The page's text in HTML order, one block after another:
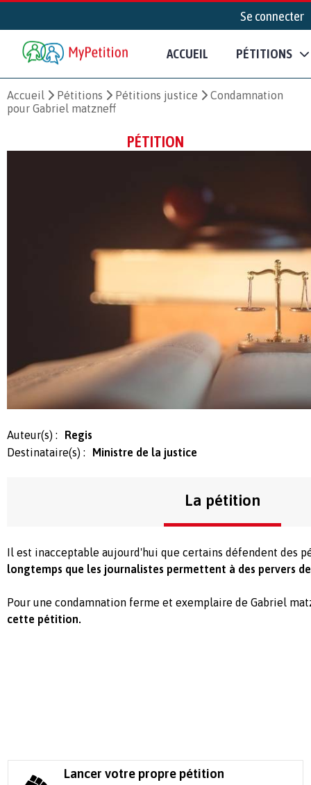
Se connecter
ACCUEIL PÉTITIONS
Accueil Pétitions Pétitions justice
Condamnation
pour Gabriel matzneff
PÉTITION
Auteur(s) :
Regis
Destinataire(s) :
Ministre de la justice
La pétition
Il est inacceptable aujourd'hui que certains défendent des
longtemps que les journalistes permettent à des pervers
Pour une condamnation ferme et exemplaire de Gabriel
cette pétition.
Lancer votre propre pétition